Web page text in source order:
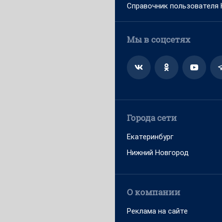
Справочник пользователя
Мы в соцсетях
Города сети
Екатеринбург
Нижний Новгород
О компании
Реклама на сайте